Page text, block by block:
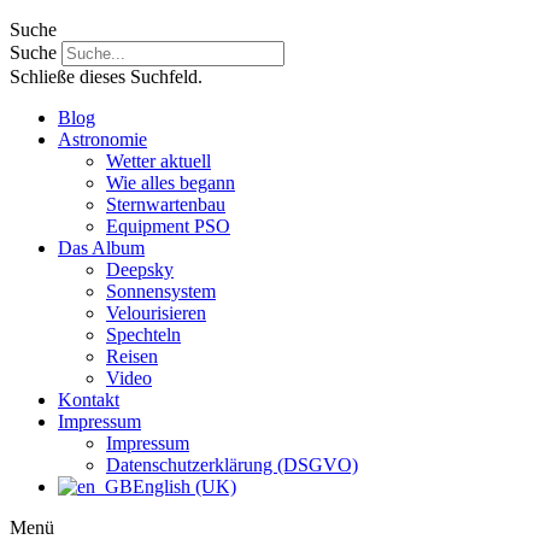
Suche
Suche
Schließe dieses Suchfeld.
Blog
Astronomie
Wetter aktuell
Wie alles begann
Sternwartenbau
Equipment PSO
Das Album
Deepsky
Sonnensystem
Velourisieren
Spechteln
Reisen
Video
Kontakt
Impressum
Impressum
Datenschutzerklärung (DSGVO)
English (UK)
Menü